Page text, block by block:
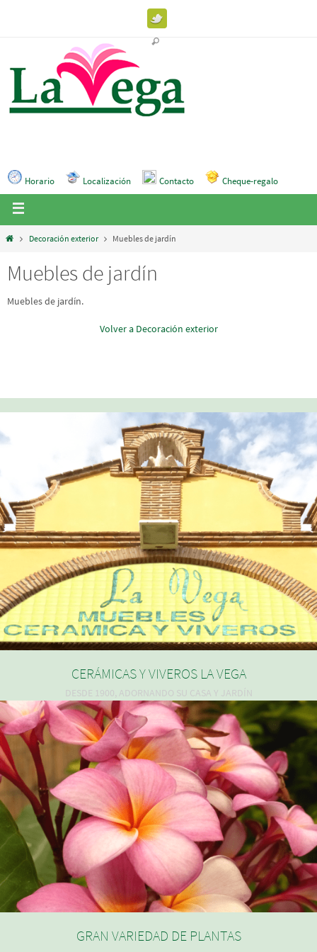
Horario Localización Contacto Cheque-regalo
Decoración exterior Muebles de jardín
Muebles de jardín
Muebles de jardín.
Volver a Decoración exterior
CERÁMICAS Y VIVEROS LA VEGA
DESDE 1900, ADORNANDO SU CASA Y JARDÍN
GRAN VARIEDAD DE PLANTAS